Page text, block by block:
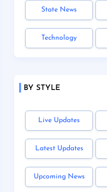
State News
Technology
BY STYLE
Live Updates
Latest Updates
Upcoming News